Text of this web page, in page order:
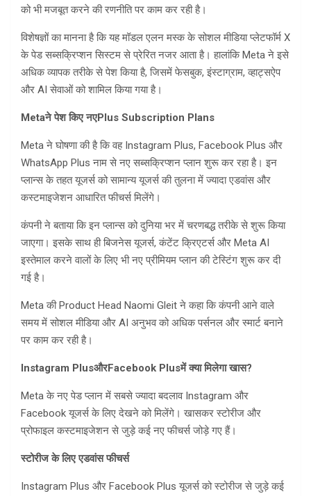
को भी मजबूत करने की रणनीति पर काम कर रही है।
विशेषज्ञों का मानना है कि यह मॉडल एलन मस्क के सोशल मीडिया प्लेटफॉर्म X
के पेड सब्सक्रिप्शन सिस्टम से प्रेरित नजर आता है। हालांकि Meta ने इसे
अधिक व्यापक तरीके से पेश किया है, जिसमें फेसबुक, इंस्टाग्राम, व्हाट्सऐप
और AI सेवाओं को शामिल किया गया है।
Metaने पेश किए नएPlus Subscription Plans
Meta ने घोषणा की है कि वह Instagram Plus, Facebook Plus और
WhatsApp Plus नाम से नए सब्सक्रिप्शन प्लान शुरू कर रहा है। इन
प्लान्स के तहत यूजर्स को सामान्य यूजर्स की तुलना में ज्यादा एडवांस और
कस्टमाइजेशन आधारित फीचर्स मिलेंगे।
कंपनी ने बताया कि इन प्लान्स को दुनिया भर में चरणबद्ध तरीके से शुरू किया
जाएगा। इसके साथ ही बिजनेस यूजर्स, कंटेंट क्रिएटर्स और Meta AI
इस्तेमाल करने वालों के लिए भी नए प्रीमियम प्लान की टेस्टिंग शुरू कर दी
गई है।
Meta की Product Head Naomi Gleit ने कहा कि कंपनी आने वाले
समय में सोशल मीडिया और AI अनुभव को अधिक पर्सनल और स्मार्ट बनाने
पर काम कर रही है।
Instagram PlusऔरFacebook Plusमें क्या मिलेगा खास?
Meta के नए पेड प्लान में सबसे ज्यादा बदलाव Instagram और
Facebook यूजर्स के लिए देखने को मिलेंगे। खासकर स्टोरीज और
प्रोफाइल कस्टमाइजेशन से जुड़े कई नए फीचर्स जोड़े गए हैं।
स्टोरीज के लिए एडवांस फीचर्स
Instagram Plus और Facebook Plus यूजर्स को स्टोरीज से जुड़े कई